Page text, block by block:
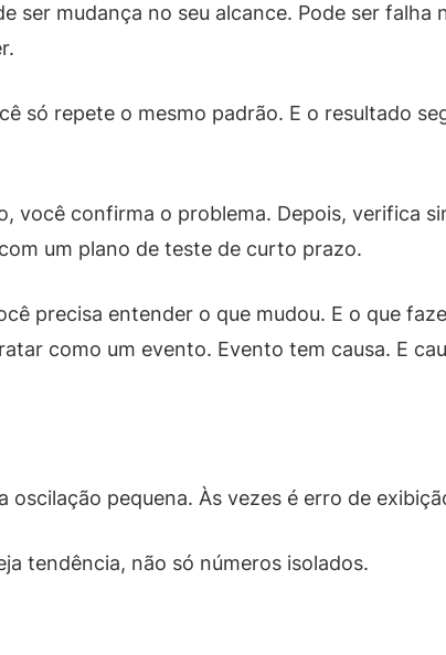
ser mudança no seu alcance. Pode ser falha
só repete o mesmo padrão. E o resultado
você confirma o problema. Depois, verifica
um plano de teste de curto prazo.
precisa entender o que mudou. E o que
como um evento. Evento tem causa. E
pequena. Às vezes é erro de
tendência, não só números isolados.